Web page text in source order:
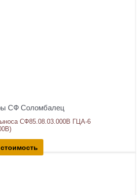
СФ Соломбалец
СФ85.08.03.000В ГЦА-6